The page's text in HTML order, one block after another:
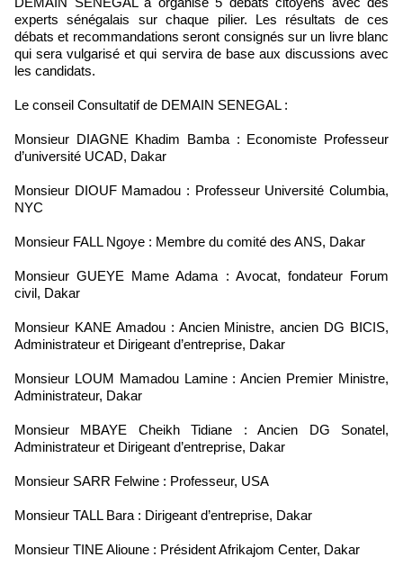
experts sénégalais sur chaque pilier. Les résultats de ces
débats et recommandations seront consignés sur un livre blanc
qui sera vulgarisé et qui servira de base aux discussions avec
les candidats.
Le conseil Consultatif de DEMAIN SENEGAL :
Monsieur DIAGNE Khadim Bamba : Economiste Professeur
d’université UCAD, Dakar
Monsieur DIOUF Mamadou : Professeur Université Columbia,
NYC
Monsieur FALL Ngoye : Membre du comité des ANS, Dakar
Monsieur GUEYE Mame Adama : Avocat, fondateur Forum
civil, Dakar
Monsieur KANE Amadou : Ancien Ministre, ancien DG BICIS,
Administrateur et Dirigeant d’entreprise, Dakar
Monsieur LOUM Mamadou Lamine : Ancien Premier Ministre,
Administrateur, Dakar
Monsieur MBAYE Cheikh Tidiane : Ancien DG Sonatel,
Administrateur et Dirigeant d’entreprise, Dakar
Monsieur SARR Felwine : Professeur, USA
Monsieur TALL Bara : Dirigeant d’entreprise, Dakar
Monsieur TINE Alioune : Président Afrikajom Center, Dakar